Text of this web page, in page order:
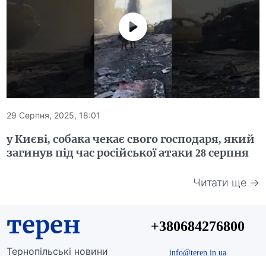
29 Серпня, 2025, 18:01
у Києві, собака чекає свого господаря, який
загинув під час російської атаки 28 серпня
Читати ще →
терен
Тернопільські новини
+380684276800
info@teren.in.ua